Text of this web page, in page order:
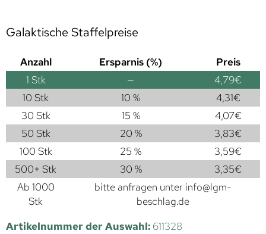
Galaktische Staffelpreise
Anzahl Ersparnis (%)
Preis
1 Stk — 4,79€
10 Stk
10 % 4,31€
30 Stk
15 % 4,07€
50 Stk
20 % 3,83€
100 Stk
25 % 3,59€
500+ Stk
30 % 3,35€
Ab 1000
Stk
bitte anfragen unter info@lgm-
beschlag.de
Artikelnummer der Auswahl: 611328